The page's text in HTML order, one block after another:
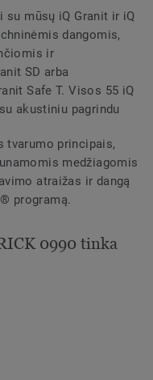
mūsų iQ Granit ir iQ
dangomis,
ir
SD arba
Safe T. Visos 55 iQ
akustiniu pagrindu
tvarumo principais,
medžiagomis
atraižas ir dangą
programą.
0990 tinka